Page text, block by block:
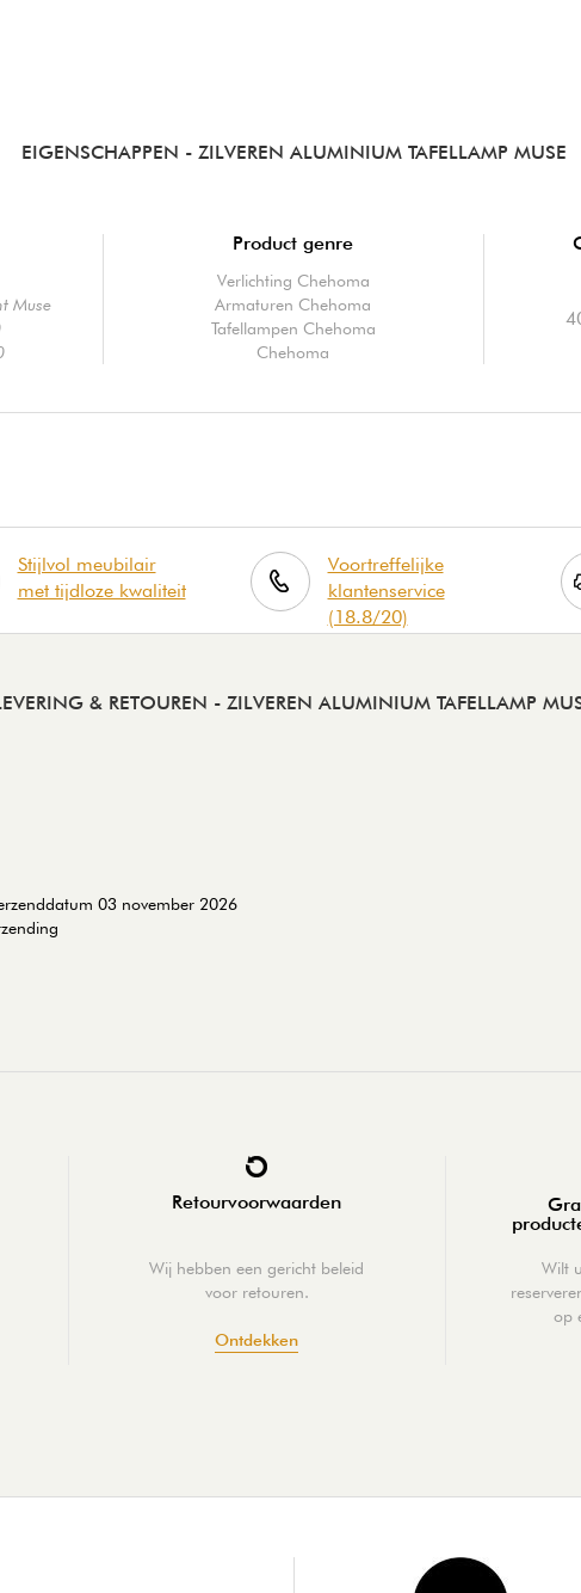
EIGENSCHAPPEN - ZILVEREN ALUMINIUM TAFELLAMP MUSE
Muse
Product genre
Verlichting Chehoma
Armaturen Chehoma
Tafellampen Chehoma
Chehoma
Stijlvol meubilair
met tijdloze kwaliteit
Voortreffelijke
klantenservice
(18.8/20)
& RETOUREN - ZILVEREN ALUMINIUM TAFELLAMP
03 november 2026
Retourvoorwaarden
Wij hebben een gericht beleid
voor retouren.
Ontdekken
Wilt
op